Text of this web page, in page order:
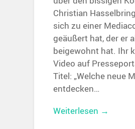
Christian
sich zu einer
geäußert hat, der er
beigewohnt hat. Ihr
Video auf
Titel: „Welche neue
entdecken…
Weiterlesen →